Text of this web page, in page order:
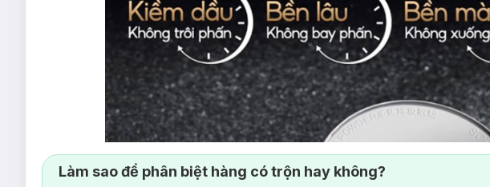
Làm sao để phân biệt hàng có trộn hay không?